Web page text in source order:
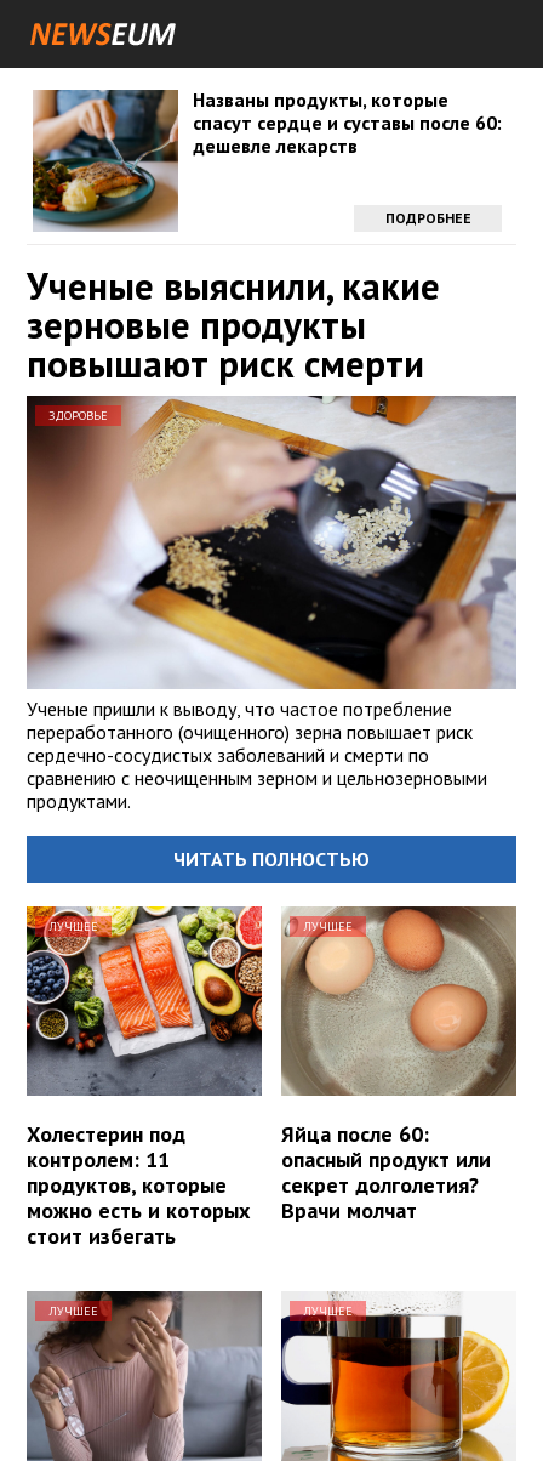
Названы продукты, которые
спасут сердце и суставы после 60:
дешевле лекарств
ПОДРОБНЕЕ
Ученые выяснили, какие
зерновые продукты
повышают риск смерти
ЗДОРОВЬЕ
Ученые пришли к выводу, что частое потребление
переработанного (очищенного) зерна повышает риск
сердечно-сосудистых заболеваний и смерти по
сравнению с неочищенным зерном и цельнозерновыми
продуктами.
ЧИТАТЬ ПОЛНОСТЬЮ
ЛУЧШЕЕ
Холестерин под
контролем: 11
продуктов, которые
можно есть и которых
стоит избегать
ЛУЧШЕЕ
Яйца после 60:
опасный продукт или
секрет долголетия?
Врачи молчат
ЛУЧШЕЕ ЛУЧШЕЕ